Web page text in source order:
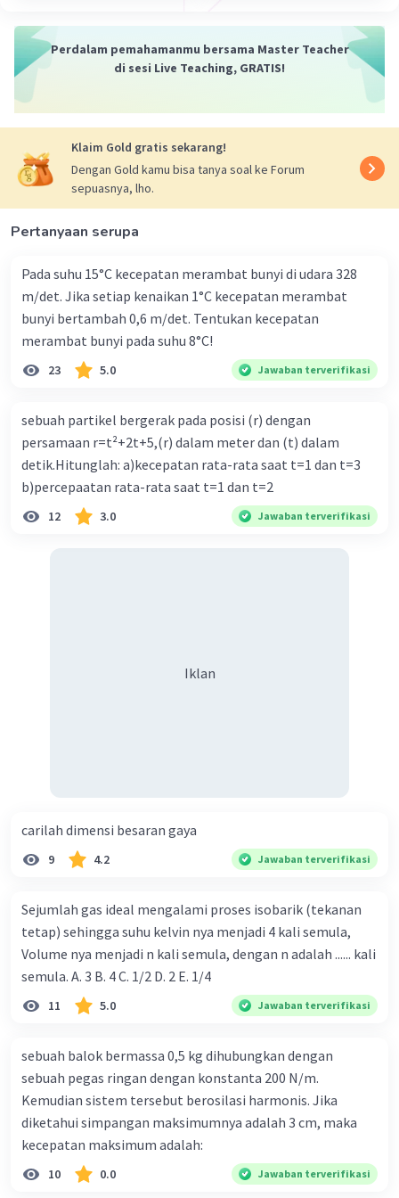
Jadi, energi potensial adalah energi yang dimiliki oleh
suatu objek karena posisinya
Perdalam pemahamanmu bersama Master Teacher
di sesi Live Teaching, GRATIS!
Klaim Gold gratis sekarang!
Dengan Gold kamu bisa tanya soal ke Forum
sepuasnya, lho.
Pertanyaan serupa
Pada suhu 15°C kecepatan merambat bunyi di udara 328
m/det. Jika setiap kenaikan 1°C kecepatan merambat
bunyi bertambah 0,6 m/det. Tentukan kecepatan
merambat bunyi pada suhu 8°C!
23 5.0 Jawaban terverifikasi
sebuah partikel bergerak pada posisi (r) dengan
persamaan r=t²+2t+5,(r) dalam meter dan (t) dalam
detik.Hitunglah: a)kecepatan rata-rata saat t=1 dan t=3
b)percepaatan rata-rata saat t=1 dan t=2
12 3.0 Jawaban terverifikasi
Iklan
carilah dimensi besaran gaya
9 4.2 Jawaban terverifikasi
Sejumlah gas ideal mengalami proses isobarik (tekanan
tetap) sehingga suhu kelvin nya menjadi 4 kali semula,
Volume nya menjadi n kali semula, dengan n adalah ...... kali
semula. A. 3 B. 4 C. 1/2 D. 2 E. 1/4
11 5.0 Jawaban terverifikasi
sebuah balok bermassa 0,5 kg dihubungkan dengan
sebuah pegas ringan dengan konstanta 200 N/m.
Kemudian sistem tersebut berosilasi harmonis. Jika
diketahui simpangan maksimumnya adalah 3 cm, maka
kecepatan maksimum adalah:
10 0.0 Jawaban terverifikasi